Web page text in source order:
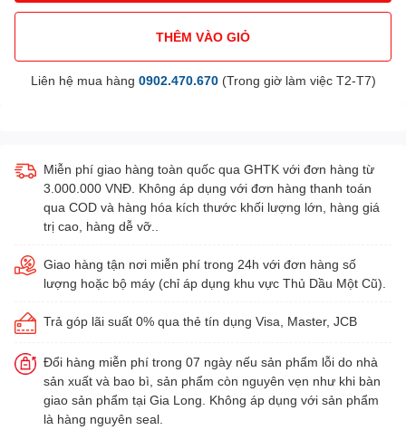
THÊM VÀO GIỎ
Liên hệ mua hàng 0902.470.670(Trong giờ làm việc T2-T7)
Miễn phí giao hàng toàn quốc qua GHTK với đơn hàng từ
3.000.000 VNĐ. Không áp dụng với đơn hàng thanh toán
qua COD và hàng hóa kích thước khối lượng lớn, hàng giá
trị cao, hàng dễ vỡ..
Giao hàng tận nơi miễn phí trong 24h với đơn hàng số
lượng hoặc bộ máy (chỉ áp dụng khu vực Thủ Dầu Một Cũ).
Trả góp lãi suất 0% qua thẻ tín dụng Visa, Master, JCB
Đổi hàng miễn phí trong 07 ngày nếu sản phẩm lỗi do nhà
sản xuất và bao bì, sản phẩm còn nguyên vẹn như khi bàn
giao sản phẩm tại Gia Long. Không áp dụng với sản phẩm
là hàng nguyên seal.